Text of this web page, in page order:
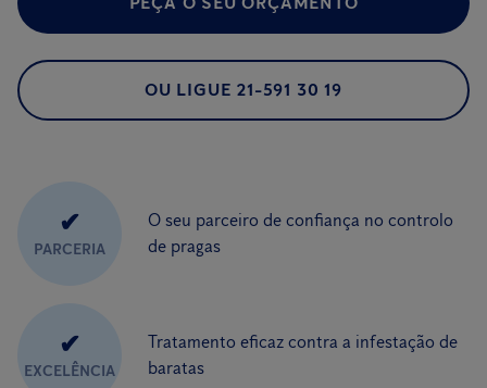
OU LIGUE 21-591 30 19
✔
PARCERIA
O seu parceiro de confiança no controlo
de pragas
✔
EXCELÊNCIA
Tratamento eficaz contra a infestação de
baratas